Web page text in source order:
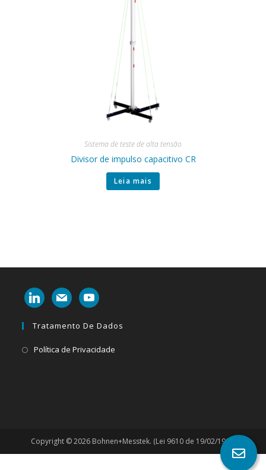
Sistema de teste de alta tensão
Divisor de impulso capacitivo CR
Leia mais
linkedinmail youtube
Tratamento De Dados
Política de Privacidade
Copyright © 2026 Bohnen+Messtek. (Lei 9610 de 19/02/1998)